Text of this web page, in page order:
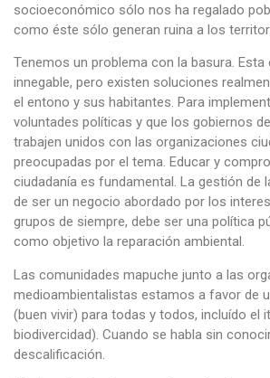
socioeconómico sólo nos ha regalado
como éste sólo generan ruina a los
Tenemos un problema con la basura. Esta
innegable, pero existen soluciones
el entono y sus habitantes. Para
voluntades políticas y que los gobiernos
trabajen unidos con las organizaciones
preocupadas por el tema. Educar y
ciudadanía es fundamental. La gestión de
de ser un negocio abordado por los
grupos de siempre, debe ser una política
como objetivo la reparación ambiental.
Las comunidades mapuche junto a las
medioambientalistas estamos a favor de
(buen vivir) para todas y todos, incluído el
biodivercidad). Cuando se habla sin
descalificación.